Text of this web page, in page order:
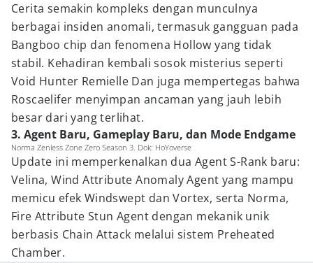
Cerita semakin kompleks dengan munculnya
berbagai insiden anomali, termasuk gangguan pada
Bangboo chip dan fenomena Hollow yang tidak
stabil. Kehadiran kembali sosok misterius seperti
Void Hunter Remielle Dan juga mempertegas bahwa
Roscaelifer menyimpan ancaman yang jauh lebih
besar dari yang terlihat.
3. Agent Baru, Gameplay Baru, dan Mode Endgame
Norma Zenless Zone Zero Season 3. Dok: HoYoverse
Update ini memperkenalkan dua Agent S-Rank baru:
Velina, Wind Attribute Anomaly Agent yang mampu
memicu efek Windswept dan Vortex, serta Norma,
Fire Attribute Stun Agent dengan mekanik unik
berbasis Chain Attack melalui sistem Preheated
Chamber.